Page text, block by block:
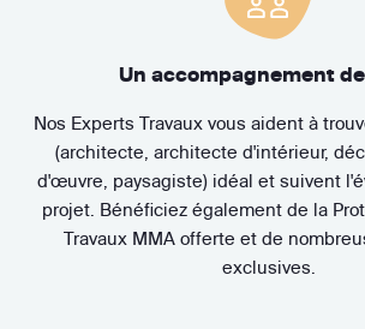
Un accompagnement de
Nos Experts Travaux vous aident à
(architecte, architecte d'intérieur,
d'œuvre, paysagiste) idéal et suivent
projet. Bénéficiez également de la
Travaux MMA offerte et de
exclusives.